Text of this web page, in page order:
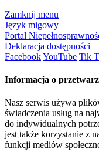
Zamknij menu
Język migowy
Portal
Deklaracja dostępności
FacebookYouTube Tik
Informacja o
Nasz serwis używa
świadczenia usług na
do indywidualnych
jest także korzystanie z
funkcji mediów